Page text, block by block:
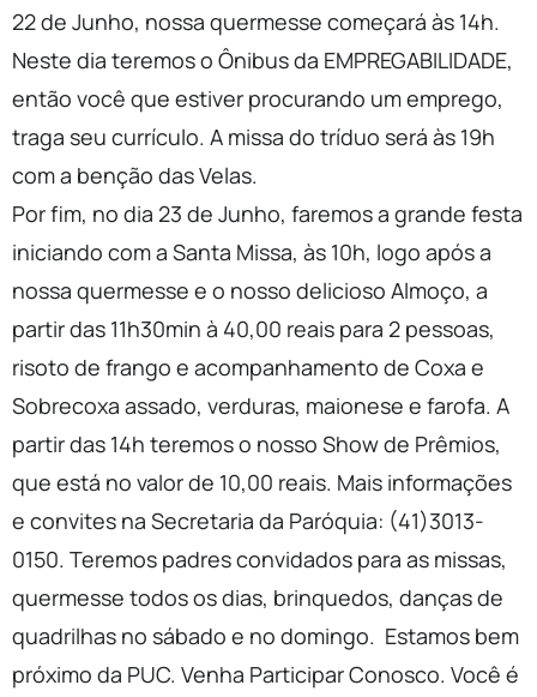
22 de Junho, nossa quermesse começará às 14h.
Neste dia teremos o Ônibus da EMPREGABILIDADE,
então você que estiver procurando um emprego,
traga seu currículo. A missa do tríduo será às 19h
com a benção das Velas.
Por fim, no dia 23 de Junho, faremos a grande festa
iniciando com a Santa Missa, às 10h, logo após a
nossa quermesse e o nosso delicioso Almoço, a
partir das 11h30min à 40,00 reais para 2 pessoas,
risoto de frango e acompanhamento de Coxa e
Sobrecoxa assado, verduras, maionese e farofa. A
partir das 14h teremos o nosso Show de Prêmios,
que está no valor de 10,00 reais. Mais informações
e convites na Secretaria da Paróquia: (41)3013-
0150. Teremos padres convidados para as missas,
quermesse todos os dias, brinquedos, danças de
quadrilhas no sábado e no domingo. Estamos bem
próximo da PUC. Venha Participar Conosco. Você é